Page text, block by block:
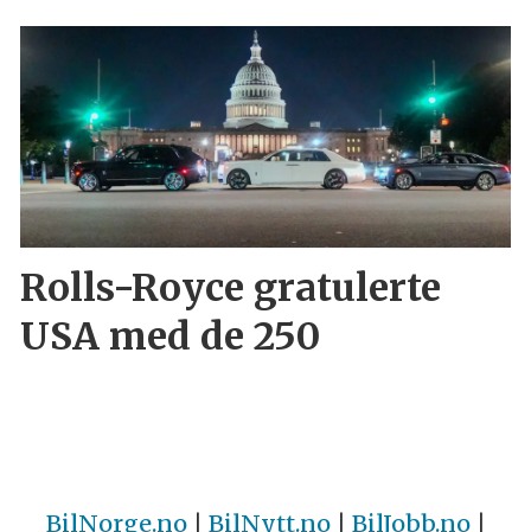
Rolls-Royce gratulerte
USA med de 250
BilNorge.no| BilNytt.no| BilJobb.no|